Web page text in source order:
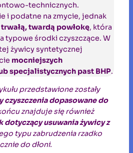
technicznych.
i podatne na zmycie, jednak
trwałą, twardą powłokę, która
typowe środki czyszczące. W
żywicy syntetycznej
mocniejszych
specjalistycznych past BHP.
przedstawione zostały
czyszczenia dopasowane do
znajduje się również
dotyczący usuwania żywicy z
typu zabrudzenia rzadko
do dłoni.